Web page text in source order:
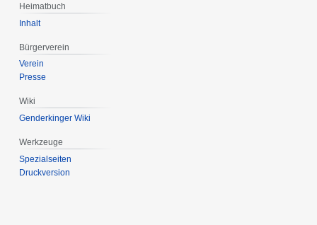
Heimatbuch
Inhalt
Bürgerverein
Verein
Presse
Wiki
Genderkinger Wiki
Werkzeuge
Spezialseiten
Druckversion